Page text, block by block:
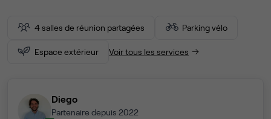
4 salles de réunion partagées Parking vélo
Espace extérieur Voir tous les services
Diego
Partenaire depuis 2022